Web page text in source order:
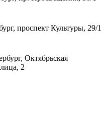
проспект Культуры, 29/1
Октябрьская
2